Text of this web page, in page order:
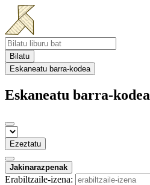
Bilatu
Eskaneatu barra-kodea
Eskaneatu barra-kodea
Ezeztatu
Jakinarazpenak
Erabiltzaile-izena: